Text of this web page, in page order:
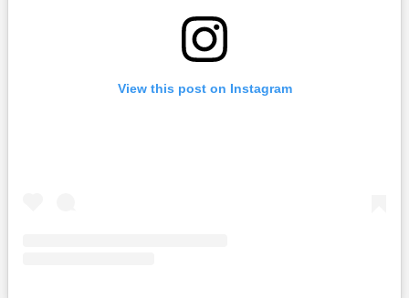
View this post on Instagram